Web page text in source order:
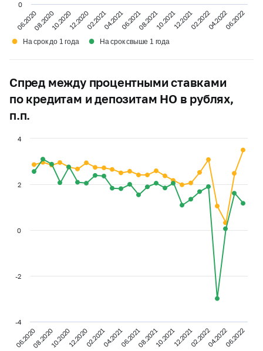
06.202008.202010.202012.202002.202104.202106.202108.202110.202112.202102.202204.202206.2022
0
● На срок до 1 года ● На срок свыше 1 года
Спред между процентными ставками
по кредитам и депозитам НО в рублях,
п.п.
06.202008.202010.202012.202002.202104.202106.202108.202110.202112.202102.202204.202206.2022
-4
-2
0
2
4